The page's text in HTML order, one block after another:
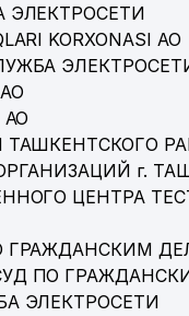
ЭЛЕКТРОСЕТИ
KORXONASI АО
АО
ТАШКЕНТСКОГО
г.
ЦЕНТРА
ГРАЖДАНСКИМ
ПО
ЭЛЕКТРОСЕТИ